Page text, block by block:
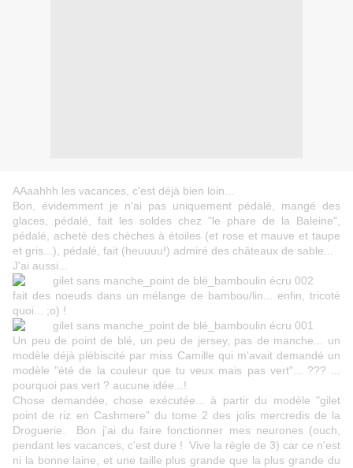
AAaahhh les vacances, c'est déjà bien loin...
Bon, évidemment je n'ai pas uniquement pédalé, mangé des
glaces, pédalé, fait les soldes chez "le phare de la Baleine",
pédalé, acheté des chèches à étoiles (et rose et mauve et taupe
et gris...), pédalé, fait (heuuuu!) admiré des châteaux de sable...
J'ai aussi...
fait des noeuds dans un mélange de bambou/lin... enfin, tricoté
quoi... ;o) !
Un peu de point de blé, un peu de jersey, pas de manche... un
modèle déjà plébiscité par miss Camille qui m'avait demandé un
modèle "été de la couleur que tu veux mais pas vert"... ??? ...
pourquoi pas vert ? aucune idée...!
Chose demandée, chose exécutée... à partir du modèle "gilet
point de riz en Cashmere" du tome 2 des jolis mercredis de la
Droguerie. Bon j'ai du faire fonctionner mes neurones (ouch,
pendant les vacances, c'est dure ! Vive la règle de 3) car ce n'est
ni la bonne laine, et une taille plus grande que la plus grande du